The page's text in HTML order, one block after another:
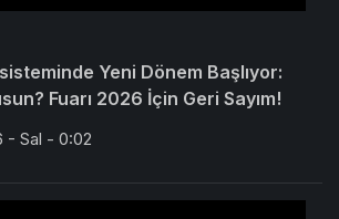
Yeni Dönem Başlıyor:
Fuarı 2026 İçin Geri Sayım!
- Sal - 0:02